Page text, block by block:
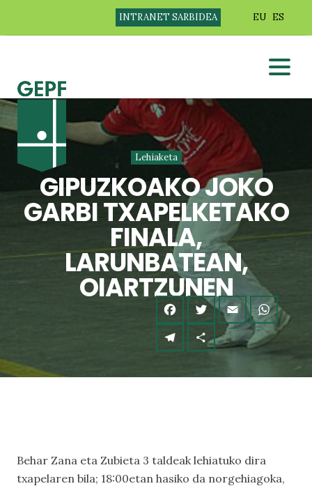
INTRANET SARBIDEA EU ES
Lehiaketa
GIPUZKOAKO JOKO
GARBI TXAPELKETAKO
FINALA,
LARUNBATEAN,
OIARTZUNEN
Behar Zana eta Zubieta 3 taldeak lehiatuko dira
txapelaren bila; 18:00etan hasiko da norgehiagoka,